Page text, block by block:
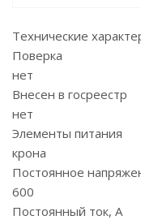
Технические
Поверка
нет
Внесен в госреестр
нет
Элементы питания
крона
Постоянное
600
Постоянный ток, А